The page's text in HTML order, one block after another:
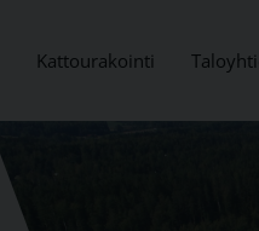
Kattourakointi